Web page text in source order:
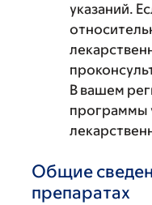
указаний.
В вашем
программы
Общие
препаратах